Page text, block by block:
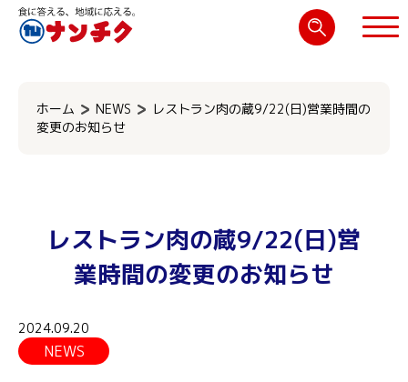
ホーム NEWS
レストラン肉の蔵9/22(日)営業時間の
変更のお知らせ
レストラン肉の蔵9/22(日)営
業時間の変更のお知らせ
2024.09.20
NEWS